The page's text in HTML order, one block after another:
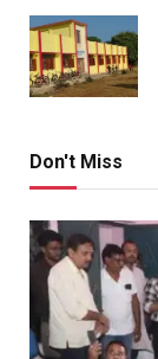
Don't Miss